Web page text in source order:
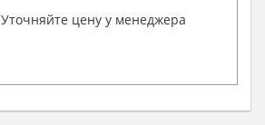
Уточняйте цену у менеджера